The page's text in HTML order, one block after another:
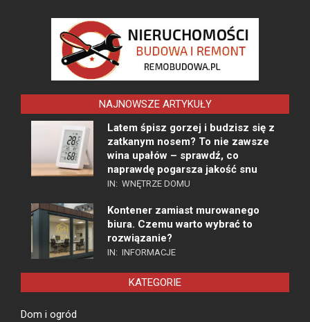
NAJNOWSZE ARTYKUŁY
Latem śpisz gorzej i budzisz się z
zatkanym nosem? To nie zawsze
wina upałów – sprawdź, co
naprawdę pogarsza jakość snu
IN: WNĘTRZE DOMU
Kontener zamiast murowanego
biura. Czemu warto wybrać to
rozwiązanie?
IN: INFORMACJE
KATEGORIE
Dom i ogród